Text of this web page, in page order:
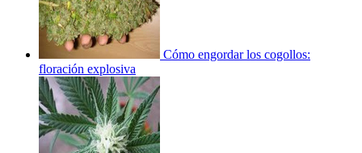
Cómo engordar los cogollos:
floración explosiva